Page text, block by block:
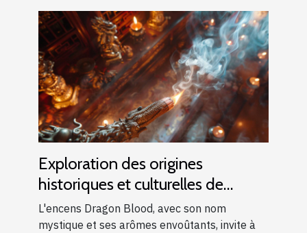
Exploration des origines
historiques et culturelles de
l'encens Dragon Blood
L'encens Dragon Blood, avec son nom
mystique et ses arômes envoûtants, invite à